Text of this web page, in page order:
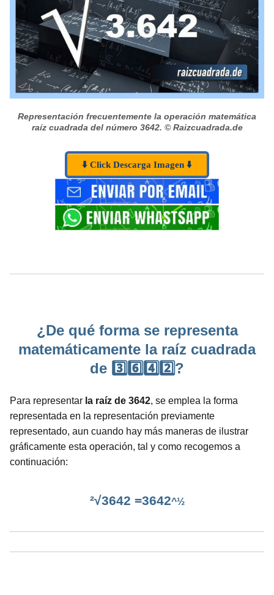
Representación frecuentemente la operación matemática
raíz cuadrada del número 3642. © Raizcuadrada.de
⬇️ Click Descarga Imagen ⬇️
¿De qué forma se representa
matemáticamente la raíz cuadrada
de 3️⃣6️⃣4️⃣2️⃣?
Para representar la raíz de 3642, se emplea la forma
representada en la representación previamente
representado, aun cuando hay más maneras de ilustrar
gráficamente esta operación, tal y como recogemos a
continuación:
²√3642 =3642^½